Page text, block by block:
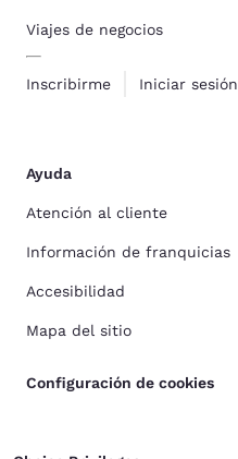
Viajes de negocios
Inscribirme Iniciar sesión
Ayuda
Atención al cliente
Información de franquicias
Accesibilidad
Mapa del sitio
Configuración de cookies